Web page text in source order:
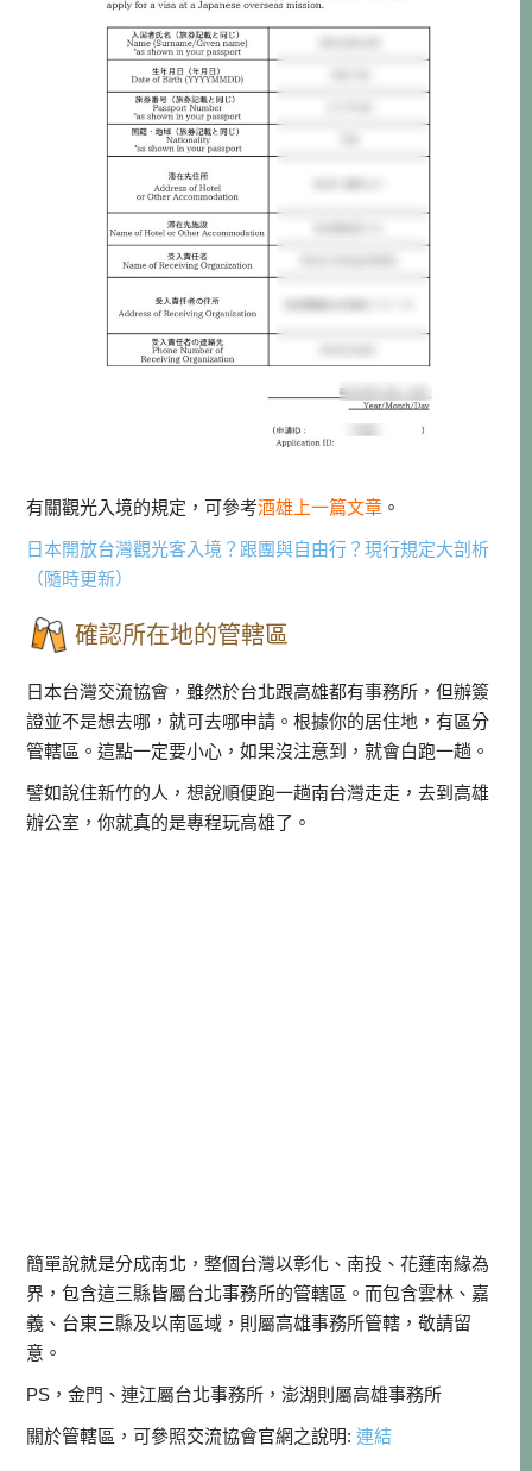
有關觀光入境的規定，可參考酒雄上一篇文章 。
日本開放台灣觀光客入境？跟團與自由行？現行規定大剖析
（隨時更新）
確認所在地的管轄區
日本台灣交流協會，雖然於台北跟高雄都有事務所，但辦簽
證並不是想去哪，就可去哪申請。根據你的居住地，有區分
管轄區。這點一定要小心，如果沒注意到，就會白跑一趟。
譬如說住新竹的人，想說順便跑一趟南台灣走走，去到高雄
辦公室，你就真的是專程玩高雄了。
簡單說就是分成南北，整個台灣以彰化、南投、花蓮南緣為
界，包含這三縣皆屬台北事務所的管轄區。而包含雲林、嘉
義、台東三縣及以南區域，則屬高雄事務所管轄，敬請留
意。
PS，金門、連江屬台北事務所，澎湖則屬高雄事務所
關於管轄區，可參照交流協會官網之說明:連結